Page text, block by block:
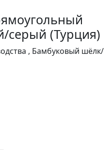
серый (Турция)
, Бамбуковый шёлк/